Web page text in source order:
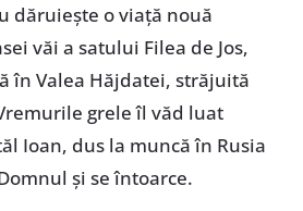
dăruiește o viață nouă
văi a satului Filea de Jos,
în Valea Hăjdatei, străjuită
grele îl văd luat
Ioan, dus la muncă în Rusia
și se întoarce.